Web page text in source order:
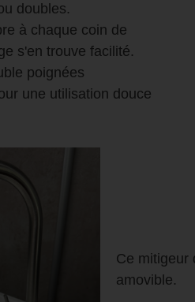
doubles.
à chaque coin de
s'en trouve facilité.
poignées
une utilisation douce
Ce mitigeur
amovible.